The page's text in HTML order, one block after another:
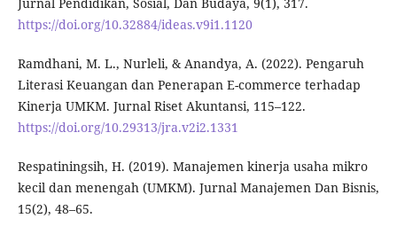
https://doi.org/10.32884/ideas.v9i1.1120
Ramdhani, M. L., Nurleli, & Anandya, A. (2022). Pengaruh
Literasi Keuangan dan Penerapan E-commerce terhadap
Kinerja UMKM. Jurnal Riset Akuntansi, 115–122.
https://doi.org/10.29313/jra.v2i2.1331
Respatiningsih, H. (2019). Manajemen kinerja usaha mikro
kecil dan menengah (UMKM). Jurnal Manajemen Dan Bisnis,
15(2), 48–65.